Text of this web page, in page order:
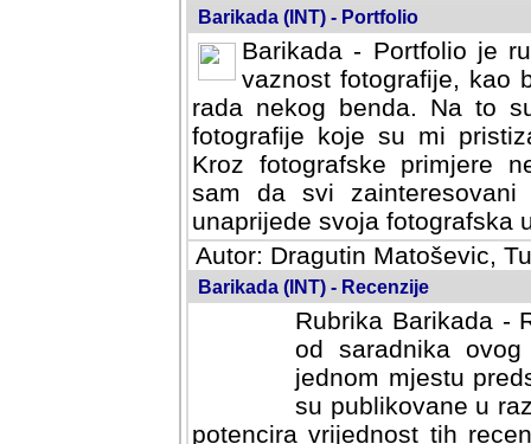
Barikada (INT) - Portfolio
Barikada - Portfolio je
vaznost fotografije, kao
rada nekog benda. Na to
fotografije koje su mi
fotografske primjere
svi zainteresovani
svoja fotografska umijeca.
Autor: Dragutin Matoševic,
Barikada (INT) - Recenzije
Rubrika Barikada -
od saradnika
jednom mjestu
su publikovane u
potencira vrijednost tih